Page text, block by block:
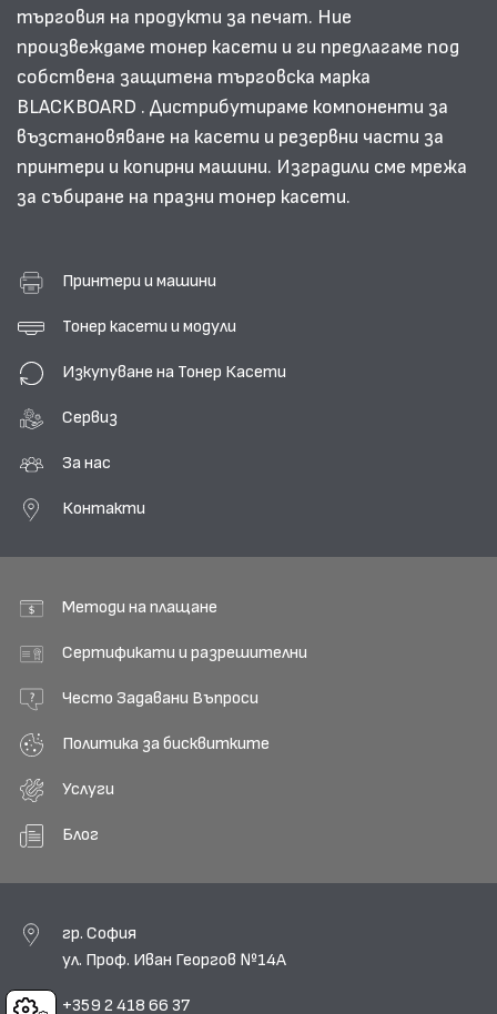
Cookies
търговия на продукти за печат. Ние
произвеждаме тонер касети и ги предлагаме под
собствена защитена търговска марка
BLACKBOARD . Дистрибутираме компоненти за
възстановяване на касети и резервни части за
принтери и копирни машини. Изградили сме мрежа
за събиране на празни тонер касети.
Принтери и машини
Тонер касети и модули
Изкупуване на Тонер Касети
Сервиз
За нас
Контакти
Методи на плащане
Сертификати и разрешителни
Често Задавани Въпроси
Политика за бисквитките
Услуги
Блог
гр. София
ул. Проф. Иван Георгов №14А
+359 2 418 66 37